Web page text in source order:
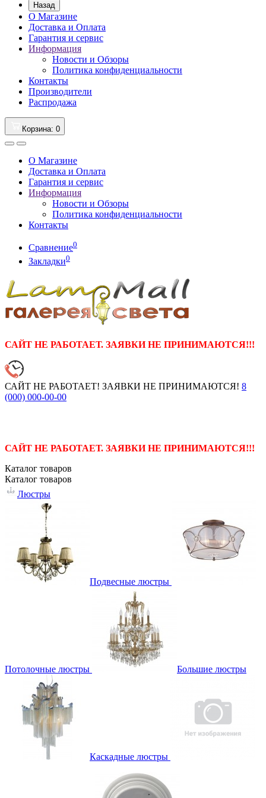
Назад
О Магазине
Доставка и Оплата
Гарантия и сервис
Информация
Новости и Обзоры
Политика конфиденциальности
Контакты
Производители
Распродажа
Корзина: 0
О Магазине
Доставка и Оплата
Гарантия и сервис
Информация
Новости и Обзоры
Политика конфиденциальности
Контакты
Сравнение0
Закладки0
САЙТ НЕ РАБОТАЕТ. ЗАЯВКИ НЕ ПРИНИМАЮТСЯ!!!
САЙТ НЕ РАБОТАЕТ! ЗАЯВКИ НЕ ПРИНИМАЮТСЯ! 8
(000) 000-00-00
САЙТ НЕ РАБОТАЕТ. ЗАЯВКИ НЕ ПРИНИМАЮТСЯ!!!
Каталог товаров
Каталог товаров
Люстры
Подвесные люстры
Потолочные люстры Большие люстры
Каскадные люстры